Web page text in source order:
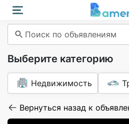
Поиск по объявлениям
Выберите категорию
Недвижимость
Вернуться назад к